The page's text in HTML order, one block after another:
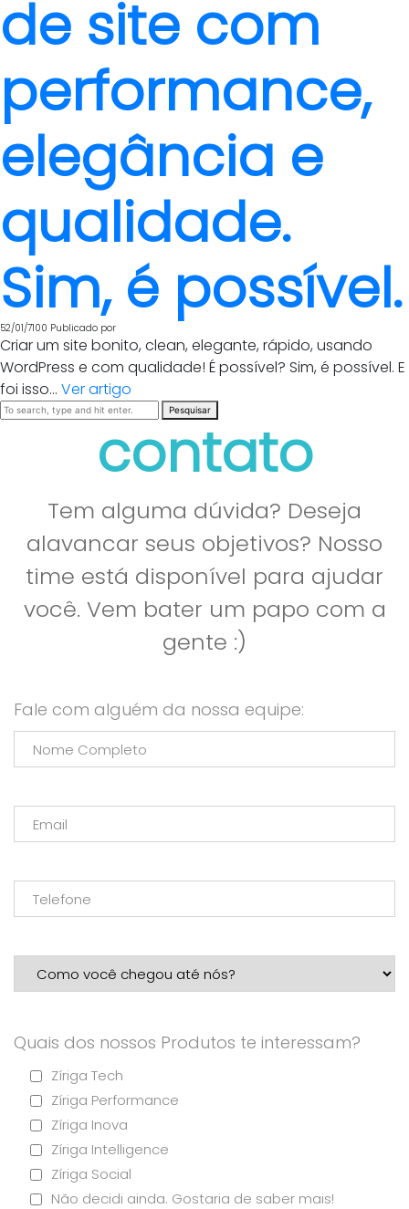
de site com
performance,
elegância e
qualidade.
Sim, é possível.
52/01/7100 Publicado por
Criar um site bonito, clean, elegante, rápido, usando
WordPress e com qualidade! É possível? Sim, é possível. E
foi isso... Ver artigo
Pesquisar
contato
Tem alguma dúvida? Deseja
alavancar seus objetivos? Nosso
time está disponível para ajudar
você. Vem bater um papo com a
gente :)
Fale com alguém da nossa equipe:
Quais dos nossos Produtos te interessam?
Zíriga Tech
Zíriga Performance
Zíriga Inova
Zíriga Intelligence
Zíriga Social
Não decidi ainda. Gostaria de saber mais!